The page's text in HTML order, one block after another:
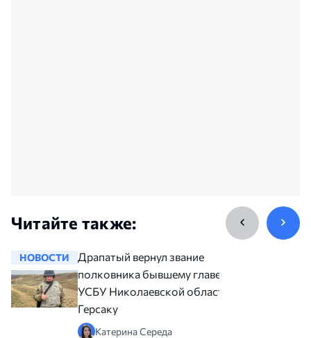
Читайте также:
НОВОСТИ
Драпатый вернул звание
полковника бывшему главе
УСБУ Николаевской области
Герсаку
Катерина Середа